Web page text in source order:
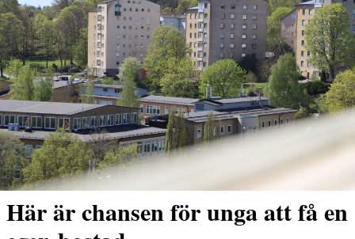
Här är chansen för unga att få en